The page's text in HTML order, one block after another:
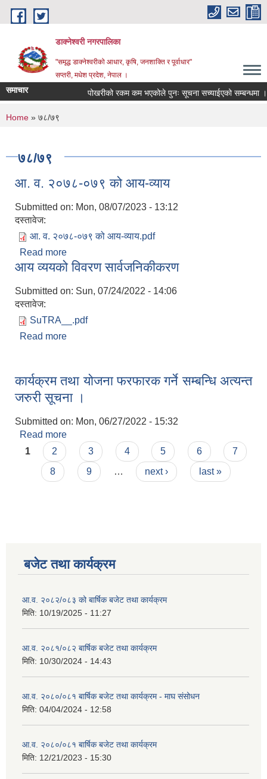
Skip to main content
डाक्नेश्वरी नगरपालिका
"समृद्ध डाक्नेश्वरीको आधार, कृषि, जनशाक्ति र पूर्वाधार"
सप्तरी, मधेश प्रदेश, नेपाल ।
समाचार पोखरीको रकम कम भएकोले पुनः सूचना सच्याईएको सम्बन्धमा ।
You are here
Home » ७८/७९
७८/७९
आ. व. २०७८-०७९ को आय-व्याय
Submitted on: Mon, 08/07/2023 - 13:12
दस्तावेज:
आ. व. २०७८-०७९ को आय-व्याय.pdf
Read more
आय व्ययको विवरण सार्वजनिकीकरण
Submitted on: Sun, 07/24/2022 - 14:06
दस्तावेज:
SuTRA__.pdf
Read more
कार्यक्रम तथा योजना फरफारक गर्ने सम्बन्धि अत्यन्त
जरुरी सूचना ।
Submitted on: Mon, 06/27/2022 - 15:32
Read more
जरुरी सूचना ।
Pages
1 2 3 4 5 6
7
8
9 … next › last »
बजेट तथा कार्यक्रम
आ.व. २०८२/०८३ को बार्षिक बजेट तथा कार्यक्रम
मिति: 10/19/2025 - 11:27
आ.व. २०८१/०८२ बार्षिक बजेट तथा कार्यक्रम
मिति: 10/30/2024 - 14:43
आ.व. २०८०/०८१ बार्षिक बजेट तथा कार्यक्रम - माघ संसोधन
मिति: 04/04/2024 - 12:58
आ.व. २०८०/०८१ बार्षिक बजेट तथा कार्यक्रम
मिति: 12/21/2023 - 15:30